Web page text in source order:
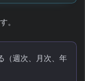
。
（週次、月次、年